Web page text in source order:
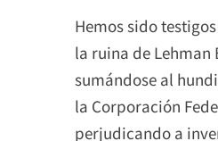
Hemos sido
la ruina de Lehman
sumándose al
la Corporación
perjudicando a